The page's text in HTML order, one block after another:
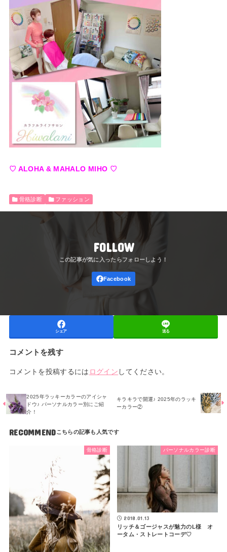
♡ ALOHA & MAHALO MIHO ♡
骨格診断 ファッション
FOLLOW
シェア 送る
コメントを残す
コメントを投稿するには ログイン してください。
2025年ラッキーカラーのアイシャ
ドウ♪ パーソナルカラー別にご紹
介！
キラキラで開運♪ 2025年のラッキ
ーカラー②
RECOMMEND
骨格診断 パーソナルカラー診断
2018.01.13
リッチ＆ゴージャスが魅力のL様 オ
ータム・ストレートコーデ♡